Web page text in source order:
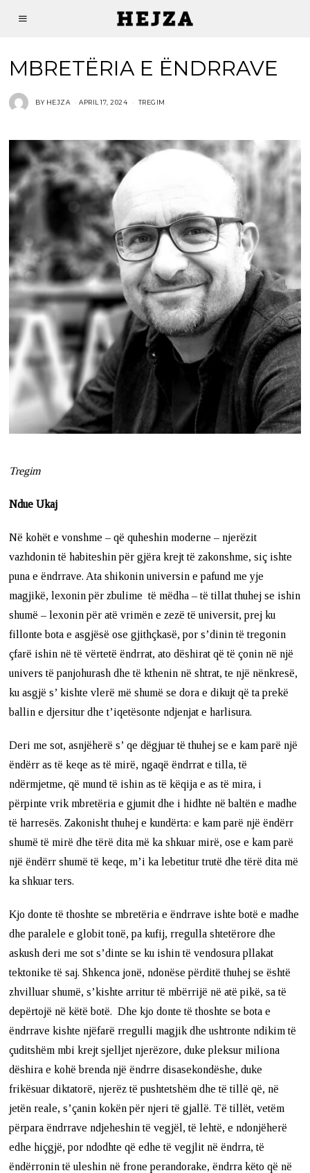
MBRETËRIA E ËNDRRAVE
BY HEJZA APRIL 17, 2024 TREGIM
Tregim
Ndue Ukaj
Në kohët e vonshme – që quheshin moderne – njerëzit
vazhdonin të habiteshin për gjëra krejt të zakonshme, siç ishte
puna e ëndrrave. Ata shikonin universin e pafund me yje
magjikë, lexonin për zbulime të mëdha – të tillat thuhej se ishin
shumë – lexonin për atë vrimën e zezë të universit, prej ku
fillonte bota e asgjësë ose gjithçkasë, por s’dinin të tregonin
çfarë ishin në të vërtetë ëndrrat, ato dëshirat që të çonin në një
univers të panjohurash dhe të kthenin në shtrat, te një nënkresë,
ku asgjë s’ kishte vlerë më shumë se dora e dikujt që ta prekë
ballin e djersitur dhe t’iqetësonte ndjenjat e harlisura.
Deri me sot, asnjëherë s’ qe dëgjuar të thuhej se e kam parë një
ëndërr as të keqe as të mirë, ngaqë ëndrrat e tilla, të
ndërmjetme, që mund të ishin as të këqija e as të mira, i
përpinte vrik mbretëria e gjumit dhe i hidhte në baltën e madhe
të harresës. Zakonisht thuhej e kundërta: e kam parë një ëndërr
shumë të mirë dhe tërë dita më ka shkuar mirë, ose e kam parë
një ëndërr shumë të keqe, m’i ka lebetitur trutë dhe tërë dita më
ka shkuar ters.
Kjo donte të thoshte se mbretëria e ëndrrave ishte botë e madhe
dhe paralele e globit tonë, pa kufij, rregulla shtetërore dhe
askush deri me sot s’dinte se ku ishin të vendosura pllakat
tektonike të saj. Shkenca jonë, ndonëse përditë thuhej se është
zhvilluar shumë, s’kishte arritur të mbërrijë në atë pikë, sa të
depërtojë në këtë botë. Dhe kjo donte të thoshte se bota e
ëndrrave kishte njëfarë rregulli magjik dhe ushtronte ndikim të
çuditshëm mbi krejt sjelljet njerëzore, duke pleksur miliona
dëshira e kohë brenda një ëndrre disasekondëshe, duke
frikësuar diktatorë, njerëz të pushtetshëm dhe të tillë që, në
jetën reale, s’çanin kokën për njeri të gjallë. Të tillët, vetëm
përpara ëndrrave ndjeheshin të vegjël, të lehtë, e ndonjëherë
edhe hiçgjë, por ndodhte që edhe të vegjlit në ëndrra, të
ëndërronin të uleshin në frone perandorake, ëndrra këto që në